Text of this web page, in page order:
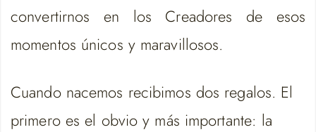
convertirnos en los Creadores de esos
momentos únicos y maravillosos.
Cuando nacemos recibimos dos regalos. El
primero es el obvio y más importante: la